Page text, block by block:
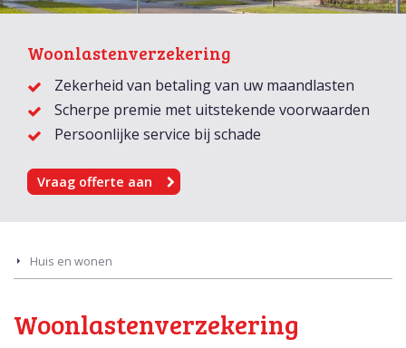
Woonlastenverzekering
Zekerheid van betaling van uw maandlasten
Scherpe premie met uitstekende voorwaarden
Persoonlijke service bij schade
Vraag offerte aan
Huis en wonen
Woonlastenverzekering